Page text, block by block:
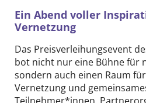
Ein Abend voller
Vernetzung
Das Preisverleihungsevent
bot nicht nur eine Bühne für
sondern auch einen Raum
Vernetzung und